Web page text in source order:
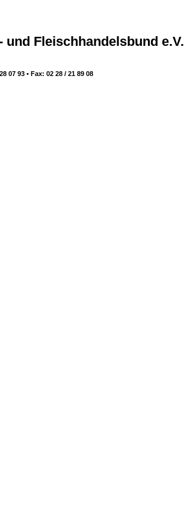
und Fleischhandelsbund e.V.
07 93 • Fax: 02 28 / 21 89 08